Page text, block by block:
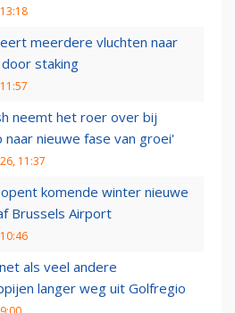
meerdere vluchten naar
staking
neemt het roer over bij
naar nieuwe fase van groei'
11:37
komende winter nieuwe
Brussels Airport
als veel andere
langer weg uit Golfregio